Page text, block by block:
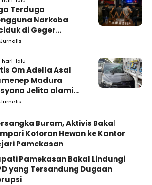
Terduga
Narkoba
di Geger
Polisi Masih
Bukti
Jurnalis
hari lalu
Om Adella Asal
Madura
Jelita alami
di Wonogiri
Jurnalis
Buram, Aktivis Bakal
Kotoran Hewan ke Kantor
Pamekasan
Pamekasan Bakal Lindungi
yang Tersandung Dugaan